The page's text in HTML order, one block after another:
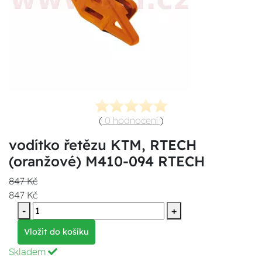
( 0 hodnocení )
vodítko řetězu KTM, RTECH
(oranžové) M410-094 RTECH
847 Kč
847 Kč
-
+
Vložit do košíku
Skladem